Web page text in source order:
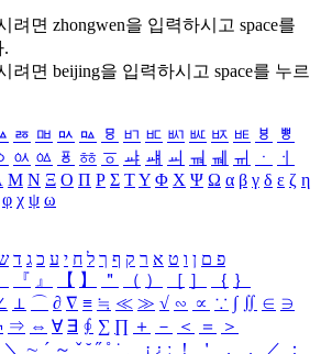
려면 zhongwen을 입력하시고 space를
.
려면 beijing을 입력하시고 space를 누르
ㅭ ㅮ ㅯ ㅰ ㅱ ㅲ ㅳ ㅴ ㅵ ㅶ ㅷ ㅸ
ㅹ
ㆂ ㆃ ㆄ ㆅ ㆆ ㆇ ㆈ ㆉ ㆊ ㆋ ㆌ ㆍ
ㆎ
Μ Ν Ξ Ο Π Ρ Σ ΤΥ Φ Χ Ψ Ω α β γ δ ε ζ η
φ χ ψ ω
פ ם ן ו ט א ר ק ף ך ל ח י ע כ ג ד
『 』 【 】 ＂ （ ） ［ ］ ｛ ｝
⊥ ⌒ ∂ ∇ ≡ ≒ ≪ ≫ √ ∽ ∝ ∵ ∫ ∬ ∈ ∋
⇒ ⇔ ∀ ∃ ∮ ∑ ∏ ＋ － ＜ ＝
＞
＼ ∼ ´ ～ ˇ ˘ ˝ ˚ ˙ ¸ ¡ ¿ ː ！ ＇ ， ． ／
：